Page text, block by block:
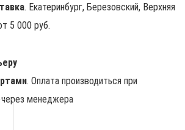
. Екатеринбург, Березовский, Верхняя
5 000 руб.
. Оплата производиться при
менеджера